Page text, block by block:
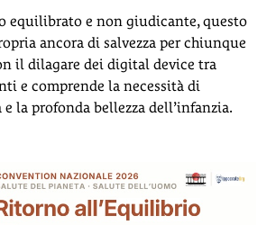
equilibrato e non giudicante, questo
ancora di salvezza per chiunque
il dilagare dei digital device tra
e comprende la necessità di
la profonda bellezza dell’infanzia.